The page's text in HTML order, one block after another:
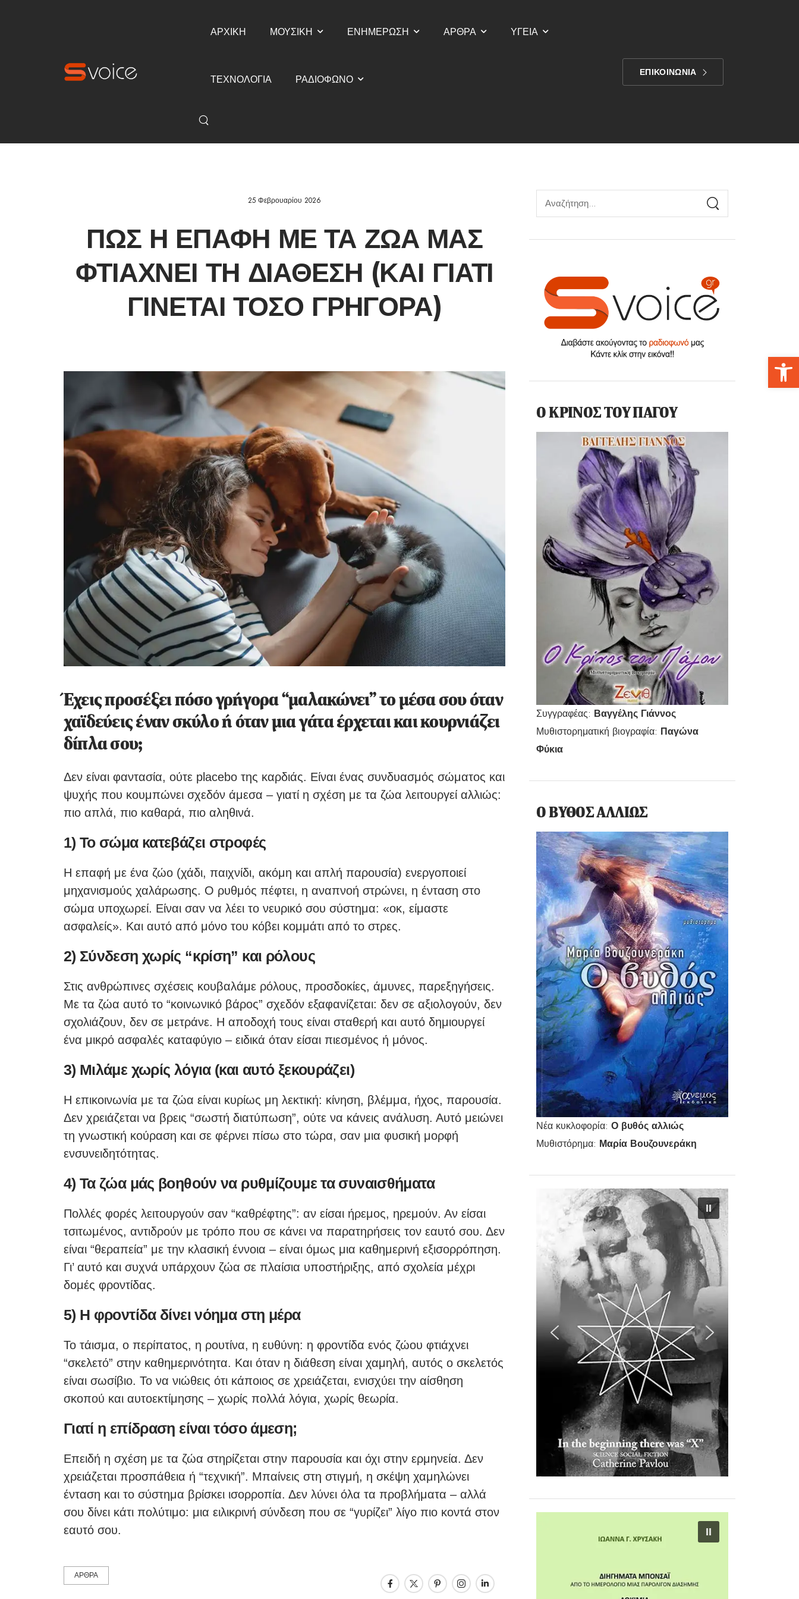
ΑΡΧΙΚΗ ΜΟΥΣΙΚΗ ΕΝΗΜΕΡΩΣΗ ΑΡΘΡΑ ΥΓΕΙΑ
ΤΕΧΝΟΛΟΓΙΑ ΡΑΔΙΟΦΩΝΟ
ΕΠΙΚΟΙΝΩΝΙΑ
Ο ΚΡΙΝΟΣ ΤΟΥ ΠΑΓΟΥ
Συγγραφέας: Βαγγέλης Γιάννος
Μυθιστορηματική βιογραφία: Παγώνα
Φύκια
Ο ΒΥΘΟΣ ΑΛΛΙΩΣ
Νέα κυκλοφορία:Ο βυθός αλλιώς
Μυθιστόρημα: Μαρία Βουζουνεράκη
25 Φεβρουαρίου 2026
ΠΏΣ Η ΕΠΑΦΉ ΜΕ ΤΑ ΖΏΑ ΜΑΣ
ΦΤΙΆΧΝΕΙ ΤΗ ΔΙΆΘΕΣΗ (ΚΑΙ ΓΙΑΤΊ
ΓΊΝΕΤΑΙ ΤΌΣΟ ΓΡΉΓΟΡΑ)
Έχεις προσέξει πόσο γρήγορα “μαλακώνει” το μέσα σου όταν
χαϊδεύεις έναν σκύλο ή όταν μια γάτα έρχεται και κουρνιάζει
δίπλα σου;
Δεν είναι φαντασία, ούτε placebo της καρδιάς. Είναι ένας συνδυασμός σώματος και
ψυχής που κουμπώνει σχεδόν άμεσα – γιατί η σχέση με τα ζώα λειτουργεί αλλιώς:
πιο απλά, πιο καθαρά, πιο αληθινά.
1) Το σώμα κατεβάζει στροφές
Η επαφή με ένα ζώο (χάδι, παιχνίδι, ακόμη και απλή παρουσία) ενεργοποιεί
μηχανισμούς χαλάρωσης. Ο ρυθμός πέφτει, η αναπνοή στρώνει, η ένταση στο
σώμα υποχωρεί. Είναι σαν να λέει το νευρικό σου σύστημα: «οκ, είμαστε
ασφαλείς». Και αυτό από μόνο του κόβει κομμάτι από το στρες.
2) Σύνδεση χωρίς “κρίση” και ρόλους
Στις ανθρώπινες σχέσεις κουβαλάμε ρόλους, προσδοκίες, άμυνες, παρεξηγήσεις.
Με τα ζώα αυτό το “κοινωνικό βάρος” σχεδόν εξαφανίζεται: δεν σε αξιολογούν, δεν
σχολιάζουν, δεν σε μετράνε. Η αποδοχή τους είναι σταθερή και αυτό δημιουργεί
ένα μικρό ασφαλές καταφύγιο – ειδικά όταν είσαι πιεσμένος ή μόνος.
3) Μιλάμε χωρίς λόγια (και αυτό ξεκουράζει)
Η επικοινωνία με τα ζώα είναι κυρίως μη λεκτική: κίνηση, βλέμμα, ήχος, παρουσία.
Δεν χρειάζεται να βρεις “σωστή διατύπωση”, ούτε να κάνεις ανάλυση. Αυτό μειώνει
τη γνωστική κούραση και σε φέρνει πίσω στο τώρα, σαν μια φυσική μορφή
ενσυνειδητότητας.
4) Τα ζώα μάς βοηθούν να ρυθμίζουμε τα συναισθήματα
Πολλές φορές λειτουργούν σαν “καθρέφτης”: αν είσαι ήρεμος, ηρεμούν. Αν είσαι
τσιτωμένος, αντιδρούν με τρόπο που σε κάνει να παρατηρήσεις τον εαυτό σου. Δεν
είναι “θεραπεία” με την κλασική έννοια – είναι όμως μια καθημερινή εξισορρόπηση.
Γι’ αυτό και συχνά υπάρχουν ζώα σε πλαίσια υποστήριξης, από σχολεία μέχρι
δομές φροντίδας.
5) Η φροντίδα δίνει νόημα στη μέρα
Το τάισμα, ο περίπατος, η ρουτίνα, η ευθύνη: η φροντίδα ενός ζώου φτιάχνει
“σκελετό” στην καθημερινότητα. Και όταν η διάθεση είναι χαμηλή, αυτός ο σκελετός
είναι σωσίβιο. Το να νιώθεις ότι κάποιος σε χρειάζεται, ενισχύει την αίσθηση
σκοπού και αυτοεκτίμησης – χωρίς πολλά λόγια, χωρίς θεωρία.
Γιατί η επίδραση είναι τόσο άμεση;
Επειδή η σχέση με τα ζώα στηρίζεται στην παρουσία και όχι στην ερμηνεία. Δεν
χρειάζεται προσπάθεια ή “τεχνική”. Μπαίνεις στη στιγμή, η σκέψη χαμηλώνει
ένταση και το σύστημα βρίσκει ισορροπία. Δεν λύνει όλα τα προβλήματα – αλλά
σου δίνει κάτι πολύτιμο: μια ειλικρινή σύνδεση που σε “γυρίζει” λίγο πιο κοντά στον
εαυτό σου.
ΑΡΘΡΑ